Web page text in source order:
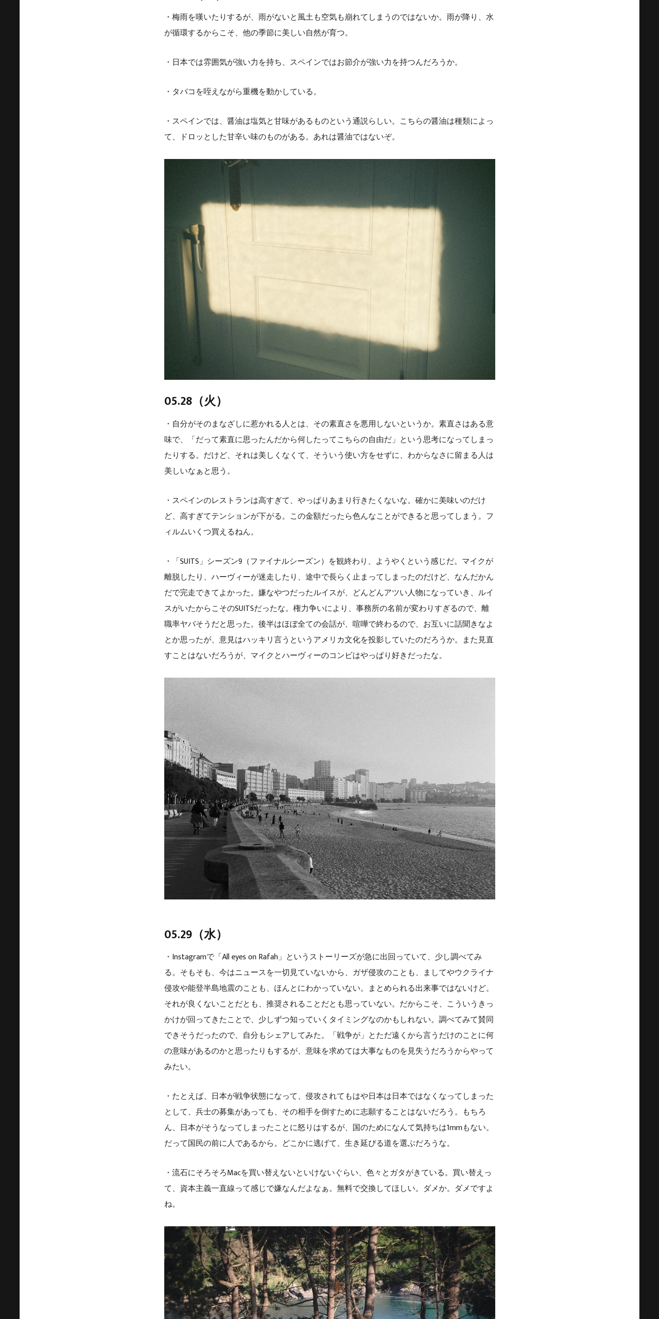
・梅雨を嘆いたりするが、雨がないと風土も空気も崩れてしまうのではないか。雨が降り、水
が循環するからこそ、他の季節に美しい自然が育つ。
・日本では雰囲気が強い力を持ち、スペインではお節介が強い力を持つんだろうか。
・タバコを咥えながら重機を動かしている。
・スペインでは、醤油は塩気と甘味があるものという通説らしい。こちらの醤油は種類によっ
て、ドロッとした甘辛い味のものがある。あれは醤油ではないぞ。
05.28（火）
・自分がそのまなざしに惹かれる人とは、その素直さを悪用しないというか。素直さはある意
味で、「だって素直に思ったんだから何したってこちらの自由だ」という思考になってしまっ
たりする。だけど、それは美しくなくて、そういう使い方をせずに、わからなさに留まる人は
美しいなぁと思う。
・スペインのレストランは高すぎて、やっぱりあまり行きたくないな。確かに美味いのだけ
ど、高すぎてテンションが下がる。この金額だったら色んなことができると思ってしまう。フ
ィルムいくつ買えるねん。
・「SUITS」シーズン9（ファイナルシーズン）を観終わり、ようやくという感じだ。マイクが
離脱したり、ハーヴィーが迷走したり、途中で長らく止まってしまったのだけど、なんだかん
だで完走できてよかった。嫌なやつだったルイスが、どんどんアツい人物になっていき、ルイ
スがいたからこそのSUITSだったな。権力争いにより、事務所の名前が変わりすぎるので、離
職率ヤバそうだと思った。後半はほぼ全ての会話が、喧嘩で終わるので、お互いに話聞きなよ
とか思ったが、意見はハッキリ言うというアメリカ文化を投影していたのだろうか。また見直
すことはないだろうが、マイクとハーヴィーのコンビはやっぱり好きだったな。
05.29（水）
・Instagramで「All eyes on Rafah」というストーリーズが急に出回っていて、少し調べてみ
る。そもそも、今はニュースを一切見ていないから、ガザ侵攻のことも、ましてやウクライナ
侵攻や能登半島地震のことも、ほんとにわかっていない。まとめられる出来事ではないけど。
それが良くないことだとも、推奨されることだとも思っていない。だからこそ、こういうきっ
かけが回ってきたことで、少しずつ知っていくタイミングなのかもしれない。調べてみて賛同
できそうだったので、自分もシェアしてみた。「戦争が」とただ遠くから言うだけのことに何
の意味があるのかと思ったりもするが、意味を求めては大事なものを見失うだろうからやって
みたい。
・たとえば、日本が戦争状態になって、侵攻されてもはや日本は日本ではなくなってしまった
として、兵士の募集があっても、その相手を倒すために志願することはないだろう。もちろ
ん、日本がそうなってしまったことに怒りはするが、国のためになんて気持ちは1mmもない。
だって国民の前に人であるから。どこかに逃げて、生き延びる道を選ぶだろうな。
・流石にそろそろMacを買い替えないといけないぐらい、色々とガタがきている。買い替えっ
て、資本主義一直線って感じで嫌なんだよなぁ。無料で交換してほしい。ダメか。ダメですよ
ね。